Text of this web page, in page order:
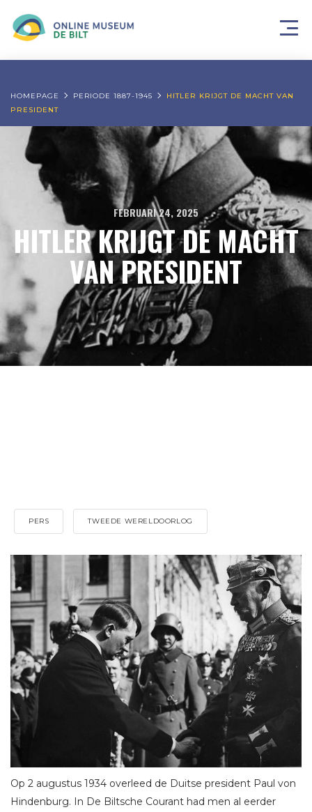
HOMEPAGE PERIODE 1887-1945
HITLER KRIJGT DE MACHT VAN
PRESIDENT
FEBRUARI 24, 2025
HITLER KRIJGT DE MACHT
VAN PRESIDENT
PERS TWEEDE WERELDOORLOG
Op 2 augustus 1934 overleed de Duitse president Paul von
Hindenburg. In De Biltsche Courant had men al eerder